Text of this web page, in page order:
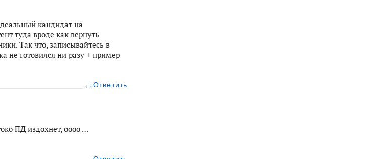
кандидат на
туда вроде как вернуть
Так что, записывайтесь в
не готовился ни разу + пример
Ответить
ПД издохнет, оооо …